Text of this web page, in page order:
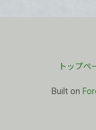
トップペ
Built on